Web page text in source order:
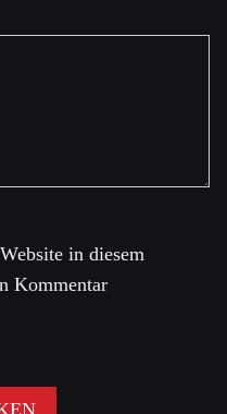
in diesem
Kommentar